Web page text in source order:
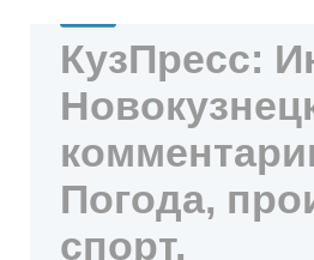
КузПресс:
Погода,
спорт.